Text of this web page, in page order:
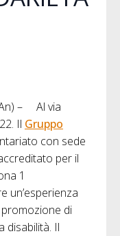
– Al via
Il Gruppo
con sede
per il
1
un’esperienza
promozione di
disabilità. Il